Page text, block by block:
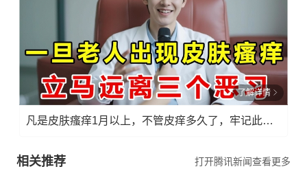
了解详情
凡是皮肤瘙痒1月以上，不管皮痒多久了，牢记此法，快！准！狠！
相关推荐 打开腾讯新闻查看更多